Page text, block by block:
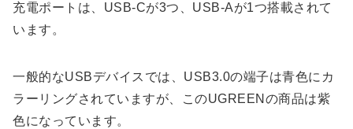
充電ポートは、USB-Cが3つ、USB-Aが1つ搭載されて
います。
一般的なUSBデバイスでは、USB3.0の端子は青色にカ
ラーリングされていますが、このUGREENの商品は紫
色になっています。